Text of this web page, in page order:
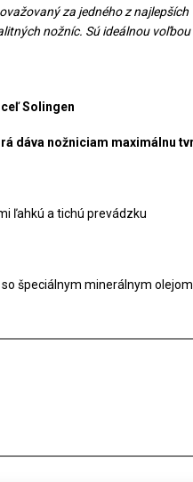
za jedného z
nožníc. Sú ideálnou
Solingen
dáva nožniciam maximálnu
ľahkú a tichú prevádzku
špeciálnym minerálnym olejom